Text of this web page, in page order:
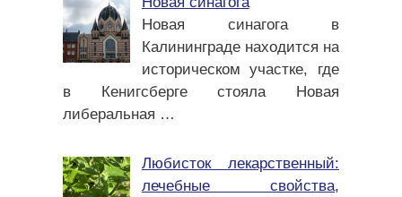
Новая синагога в
Калининграде находится на
историческом участке, где
в Кенигсберге стояла Новая
либеральная …
Любисток лекарственный:
лечебные свойства,